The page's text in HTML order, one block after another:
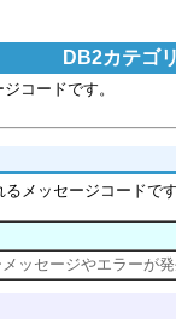
DB2カテゴ
コードです。
メッセージコードで
メッセージやエラーが